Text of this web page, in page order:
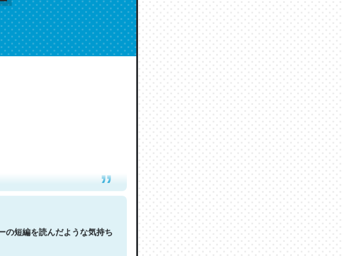
語少しでも読める人は原文
Covid hit. Shit.
短編を読んだような気持ち